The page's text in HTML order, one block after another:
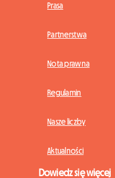
Prasa
Partnerstwa
Nota prawna
Regulamin
Nasze liczby
Aktualności
Dowiedz się więcej